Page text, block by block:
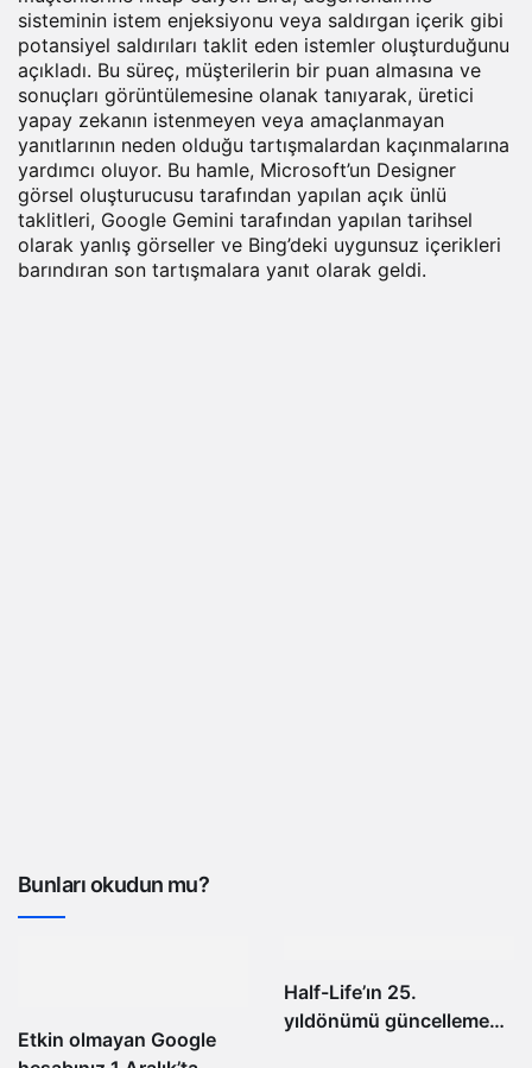
sisteminin istem enjeksiyonu veya saldırgan içerik gibi
potansiyel saldırıları taklit eden istemler oluşturduğunu
açıkladı. Bu süreç, müşterilerin bir puan almasına ve
sonuçları görüntülemesine olanak tanıyarak, üretici
yapay zekanın istenmeyen veya amaçlanmayan
yanıtlarının neden olduğu tartışmalardan kaçınmalarına
yardımcı oluyor. Bu hamle, Microsoft’un Designer
görsel oluşturucusu tarafından yapılan açık ünlü
taklitleri, Google Gemini tarafından yapılan tarihsel
olarak yanlış görseller ve Bing’deki uygunsuz içerikleri
barındıran son tartışmalara yanıt olarak geldi.
Bunları okudun mu?
Etkin olmayan Google
Half-Life’ın 25.
yıldönümü güncellemesi,